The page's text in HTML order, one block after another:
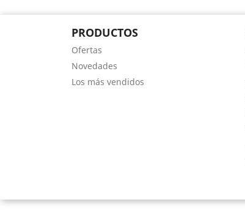
PRODUCTOS
Ofertas
Novedades
Los más vendidos